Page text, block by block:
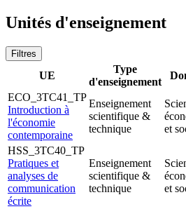
Unités d'enseignement
Filtres
UE
Type
d'enseignement
ECO_3TC41_TP
Introduction à
l'économie
contemporaine
Enseignement
scientifique &
technique
et
HSS_3TC40_TP
Pratiques et
analyses de
communication
écrite
Enseignement
scientifique &
technique
et